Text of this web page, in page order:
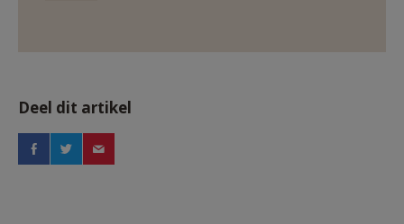
Deel dit artikel